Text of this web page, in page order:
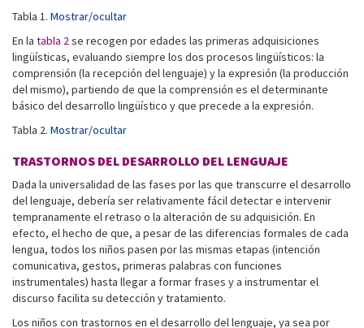
Tabla 1. Mostrar/ocultar
En la tabla 2se recogen por edades las primeras adquisiciones
lingüísticas, evaluando siempre los dos procesos lingüísticos: la
comprensión (la recepción del lenguaje) y la expresión (la producción
del mismo), partiendo de que la comprensión es el determinante
básico del desarrollo lingüístico y que precede a la expresión.
Tabla 2. Mostrar/ocultar
TRASTORNOS DEL DESARROLLO DEL LENGUAJE
Dada la universalidad de las fases por las que transcurre el desarrollo
del lenguaje, debería ser relativamente fácil detectar e intervenir
tempranamente el retraso o la alteración de su adquisición. En
efecto, el hecho de que, a pesar de las diferencias formales de cada
lengua, todos los niños pasen por las mismas etapas (intención
comunicativa, gestos, primeras palabras con funciones
instrumentales) hasta llegar a formar frases y a instrumentar el
discurso facilita su detección y tratamiento.
Los niños con trastornos en el desarrollo del lenguaje, ya sea por